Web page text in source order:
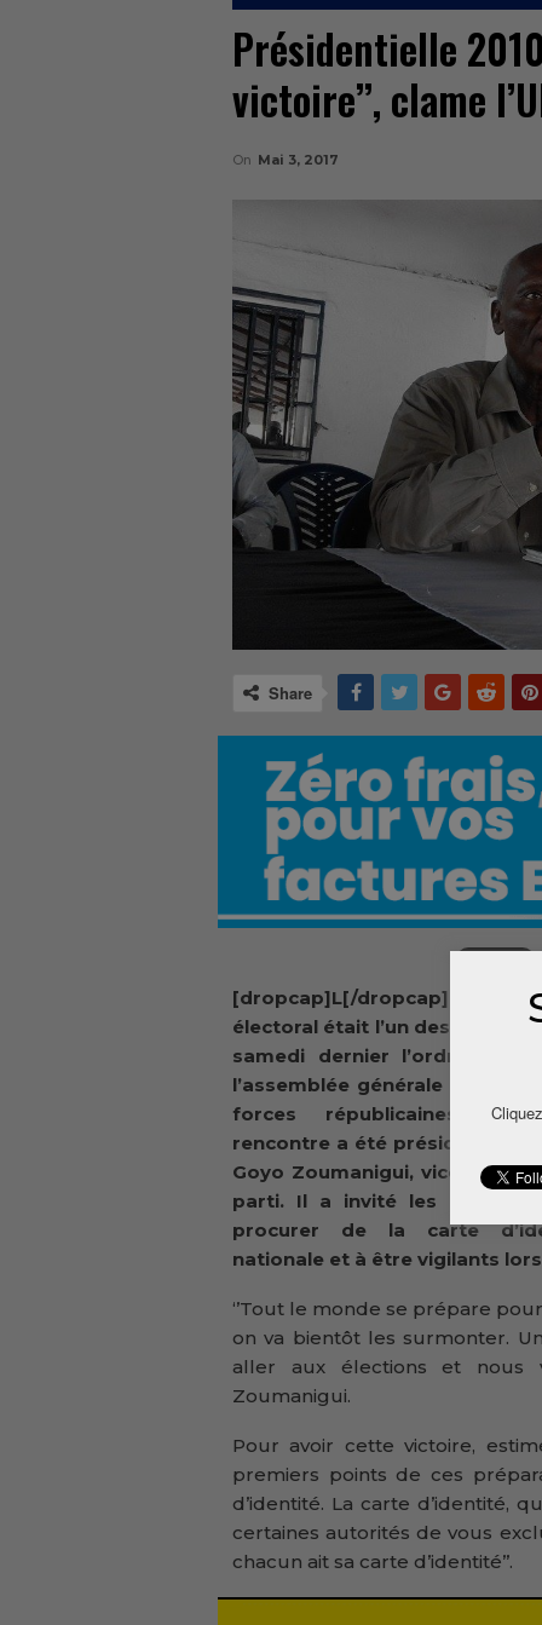
Présidentielle
victoire’’, clame
On Mai 3, 2017
Share
[dropcap]L[/dropcap]e
électoral était l’un des points
samedi dernier l’ordre du
l’assemblée générale de
forces républicaines
rencontre a été présidée par
Goyo Zoumanigui, vice-
parti. Il a invité les
procurer de la carte
nationale et à être vigilants
‘’Tout le monde se prépare
on va bientôt les surmonter.
aller aux élections et nous
Zoumanigui.
Pour avoir cette victoire,
premiers points de ces
d’identité. La carte d’identité,
certaines autorités de vous
chacun ait sa carte d’identité’’.